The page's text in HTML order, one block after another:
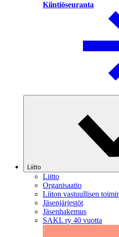
Kiintiöseuranta
Liitto
Liitto
Organisaatio
Liiton vastuullisen
Jäsenjärjestöt
Jäsenhakemus
SAKL ry 40 vuotta